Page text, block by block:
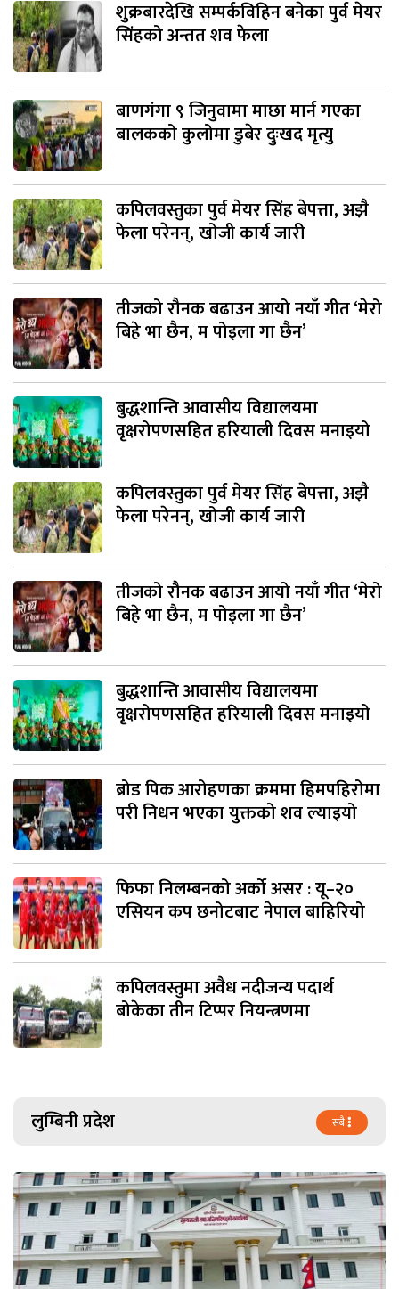
शुक्रबारदेखि सम्पर्कविहिन बनेका पुर्व मेयर
सिंहको अन्तत शव फेला
बाणगंगा ९ जिनुवामा माछा मार्न गएका
बालकको कुलोमा डुबेर दुःखद मृत्यु
कपिलवस्तुका पुर्व मेयर सिंह बेपत्ता, अझै
फेला परेनन्, खोजी कार्य जारी
तीजको रौनक बढाउन आयो नयाँ गीत ‘मेरो
बिहे भा छैन, म पोइला गा छैन’
बुद्धशान्ति आवासीय विद्यालयमा
वृक्षरोपणसहित हरियाली दिवस मनाइयो
कपिलवस्तुका पुर्व मेयर सिंह बेपत्ता, अझै
फेला परेनन्, खोजी कार्य जारी
तीजको रौनक बढाउन आयो नयाँ गीत ‘मेरो
बिहे भा छैन, म पोइला गा छैन’
बुद्धशान्ति आवासीय विद्यालयमा
वृक्षरोपणसहित हरियाली दिवस मनाइयो
ब्रोड पिक आरोहणका क्रममा हिमपहिरोमा
परी निधन भएका युक्तको शव ल्याइयो
फिफा निलम्बनको अर्को असर : यू–२०
एसियन कप छनोटबाट नेपाल बाहिरियो
कपिलवस्तुमा अवैध नदीजन्य पदार्थ
बोकेका तीन टिप्पर नियन्त्रणमा
लुम्बिनी प्रदेश सबै